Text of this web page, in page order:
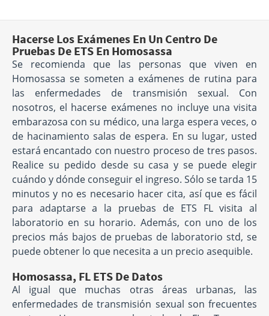
Hacerse Los Exámenes En Un Centro De
Pruebas De ETS En Homosassa
Se recomienda que las personas que viven en
Homosassa se someten a exámenes de rutina para
las enfermedades de transmisión sexual. Con
nosotros, el hacerse exámenes no incluye una visita
embarazosa con su médico, una larga espera veces, o
de hacinamiento salas de espera. En su lugar, usted
estará encantado con nuestro proceso de tres pasos.
Realice su pedido desde su casa y se puede elegir
cuándo y dónde conseguir el ingreso. Sólo se tarda 15
minutos y no es necesario hacer cita, así que es fácil
para adaptarse a la pruebas de ETS FL visita al
laboratorio en su horario. Además, con uno de los
precios más bajos de pruebas de laboratorio std, se
puede obtener lo que necesita a un precio asequible.
Homosassa, FL ETS De Datos
Al igual que muchas otras áreas urbanas, las
enfermedades de transmisión sexual son frecuentes